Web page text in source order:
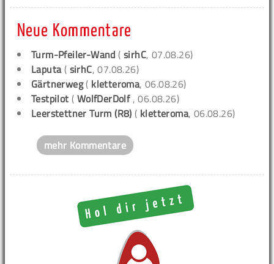
Neue Kommentare
Turm-Pfeiler-Wand (sirhC, 07.08.26)
Laputa( sirhC, 07.08.26)
Gärtnerweg( kletteroma, 06.08.26)
Testpilot ( WolfDerDolf , 06.08.26)
Leerstettner Turm (R8) ( kletteroma, 06.08.26)
mehr Kommentare